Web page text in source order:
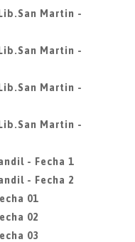
Martin -
Martin -
Martin -
Martin -
- Fecha 1
- Fecha 2
01
02
03